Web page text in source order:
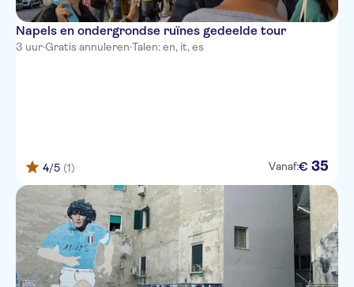
Napels en ondergrondse ruïnes gedeelde tour
3 uur·Gratis annuleren·Talen: en, it, es
4/5 (1) Vanaf:€ 35